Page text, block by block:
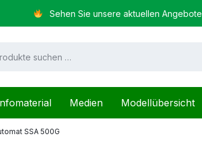
Sehen Sie unsere aktuellen Angebote
Medien Modellübersicht
SSA 500G